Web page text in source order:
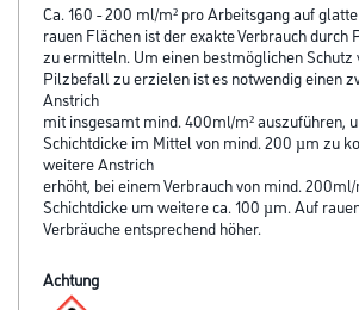
Ca. 160 - 200 ml/m² pro Arbeitsgang auf
rauen Flächen ist der exakte Verbrauch durch
zu ermitteln. Um einen bestmöglichen Schutz
Pilzbefall zu erzielen ist es notwendig einen
Anstrich
mit insgesamt mind. 400ml/m² auszuführen,
Schichtdicke im Mittel von mind. 200 µm zu
weitere Anstrich
erhöht, bei einem Verbrauch von mind.
Schichtdicke um weitere ca. 100 µm. Auf
Verbräuche entsprechend höher.
Achtung